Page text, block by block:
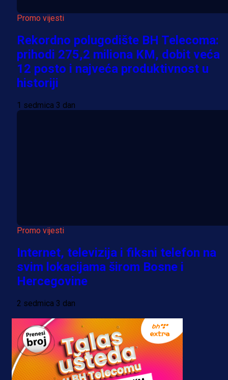
Promo vijesti
Rekordno polugodište BH Telecoma:
prihodi 275,2 miliona KM, dobit veća
12 posto i najveća produktivnost u
historiji
1 sedmica 3 dan
Promo vijesti
Internet, televizija i fiksni telefon na
svim lokacijama širom Bosne i
Hercegovine
2 sedmica 3 dan